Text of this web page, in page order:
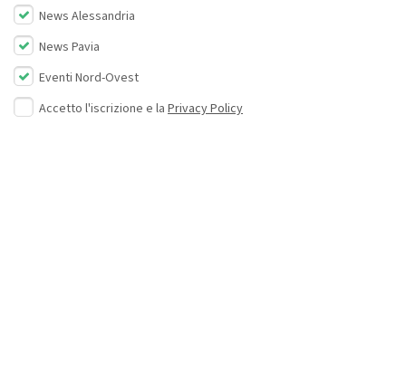
News Alessandria
News Pavia
Eventi Nord-Ovest
Accetto l'iscrizione e la Privacy Policy